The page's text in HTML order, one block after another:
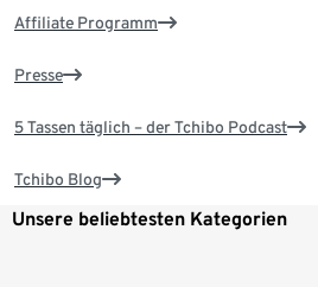
Affiliate Programm
Presse
5 Tassen täglich – der Tchibo Podcast
Tchibo Blog
Unsere beliebtesten Kategorien